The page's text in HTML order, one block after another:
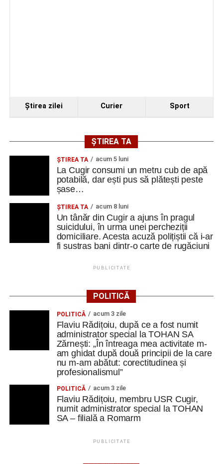
Ştirea zilei Curier Sport
ȘTIREA TA
ȘTIREA TA acum 5 luni
La Cugir consumi un metru cub de apă
potabilă, dar ești pus să plătești peste
șase…
ȘTIREA TA acum 8 luni
Un tânăr din Cugir a ajuns în pragul
suicidului, în urma unei percheziții
domiciliare. Acesta acuză polițiștii că i-ar
fi sustras bani dintr-o carte de rugăciuni
PUBLICITATE
POLITICĂ
POLITICĂ acum 3 zile
Flaviu Rădițoiu, după ce a fost numit
administrator special la TOHAN SA
Zărnești: „În întreaga mea activitate m-
am ghidat după două principii de la care
nu m-am abătut: corectitudinea și
profesionalismul”
POLITICĂ acum 3 zile
Flaviu Rădițoiu, membru USR Cugir,
numit administrator special la TOHAN
SA – filială a Romarm
PUBLICITATE